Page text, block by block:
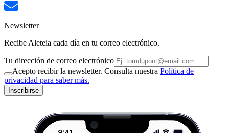
Newsletter
Recibe Aleteia cada día en tu correo electrónico.
Tu dirección de correo electrónico
Acepto recibir la newsletter. Consulta nuestra Política de
privacidad para saber más.
Inscribirse